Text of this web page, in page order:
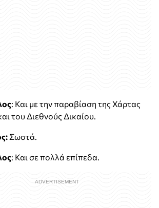
: Και με την παραβίαση της Χάρτας
του Διεθνούς Δικαίου.
Σωστά.
: Και σε πολλά επίπεδα.